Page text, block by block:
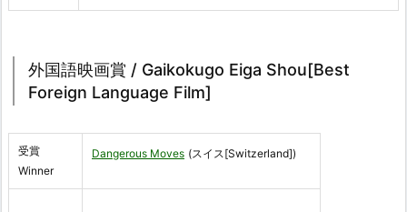
外国語映画賞 / Gaikokugo Eiga Shou[Best
Foreign Language Film]
受賞
Winner
Dangerous Moves (スイス[Switzerland])